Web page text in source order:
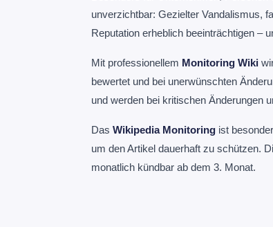
unverzichtbar: Gezielter Vandalismus,
Reputation erheblich beeinträchtigen –
Mit professionellem Monitoring Wiki
bewertet und bei unerwünschten
und werden bei kritischen Änderungen
Das Wikipedia Monitoring ist
um den Artikel dauerhaft zu schützen.
monatlich kündbar ab dem 3. Monat.